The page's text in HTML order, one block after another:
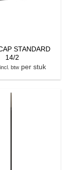
STANDARD
14/2
incl. btwper stuk